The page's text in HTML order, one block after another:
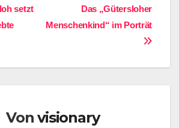
Das „Gütersloher
Menschenkind“ im Porträt
setzt
Vonvisionary